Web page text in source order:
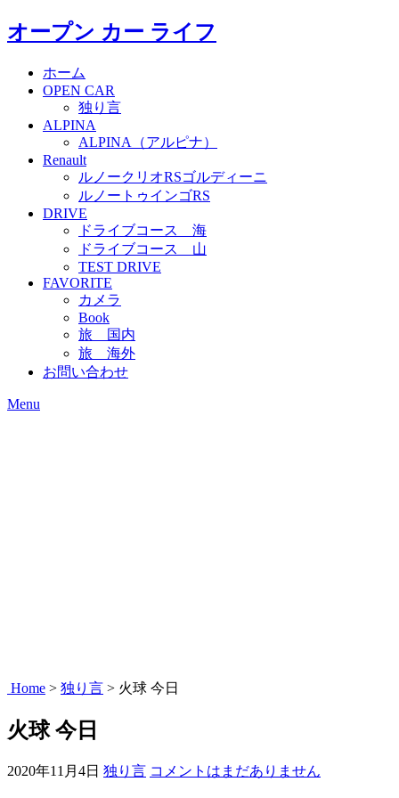
オープン カー ライフ
ホーム
OPEN CAR
独り言
ALPINA
ALPINA（アルピナ）
Renault
ルノークリオRSゴルディーニ
ルノートゥインゴRS
DRIVE
ドライブコース 海
ドライブコース 山
TEST DRIVE
FAVORITE
カメラ
Book
旅 国内
旅 海外
お問い合わせ
Menu
Home > 独り言 > 火球 今日
火球 今日
2020年11月4日 独り言 コメントはまだありません